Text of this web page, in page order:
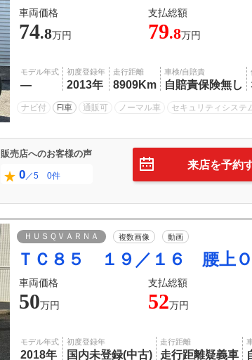
車両価格 支払総額
74.8万円 79.8万円
モデル年式
―
初度登録年
2013年
走行距離
8909Km
車検/自賠責
自賠責保険無し
ナビ付 FI車 通販可 ノーマル車 セキュリティシステ
販売店へのお客様の声
0／5 0件
来店を予約
ＨＵＳＱＶＡＲＮＡ 複数画像 動画
ＴＣ８５ １９／１６ 腰上
車両価格 支払総額
50万円 52万円
モデル年式
2018年
初度登録年
国内未登録(中古)
走行距離
走行距離疑義車